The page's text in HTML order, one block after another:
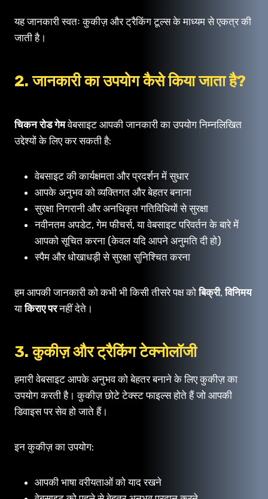
यह जानकारी स्वतः कुकीज़ और ट्रैकिंग टूल्स के माध्यम से एकत्र की
जाती है।
2. जानकारी का उपयोग कैसे किया जाता है?
चिकन रोड गेमवेबसाइट आपकी जानकारी का उपयोग निम्नलिखित
उद्देश्यों के लिए कर सकती है:
वेबसाइट की कार्यक्षमता और प्रदर्शन में सुधार
आपके अनुभव को व्यक्तिगत और बेहतर बनाना
सुरक्षा निगरानी और अनधिकृत गतिविधियों से सुरक्षा
नवीनतम अपडेट, गेम फीचर्स, या वेबसाइट परिवर्तन के बारे में
आपको सूचित करना (केवल यदि आपने अनुमति दी हो)
स्पैम और धोखाधड़ी से सुरक्षा सुनिश्चित करना
हम आपकी जानकारी को कभी भी किसी तीसरे पक्ष कोबिक्री,विनिमय
याकिराए परनहीं देते।
3. कुकीज़ और ट्रैकिंग टेक्नोलॉजी
हमारी वेबसाइट आपके अनुभव को बेहतर बनाने के लिए कुकीज़ का
उपयोग करती है। कुकीज़ छोटे टेक्स्ट फाइल्स होते हैं जो आपकी
डिवाइस पर सेव हो जाते हैं।
इन कुकीज़ का उपयोग:
आपकी भाषा वरीयताओं को याद रखने